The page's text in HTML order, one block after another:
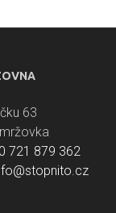
63
721 879 362